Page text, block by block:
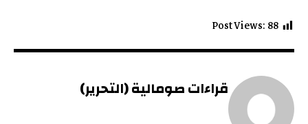
Post Views: 88
قراءات صومالية (التحرير)